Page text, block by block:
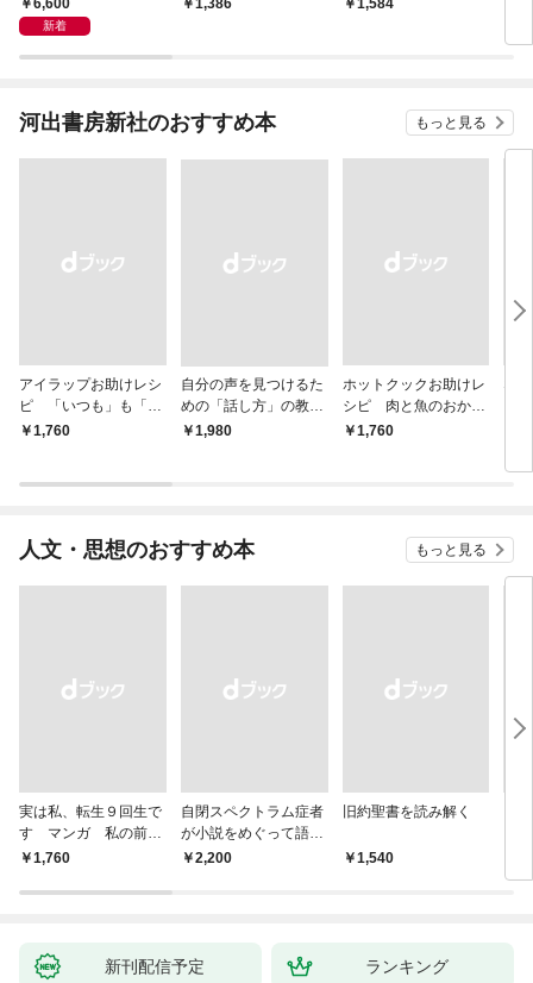
新着
河出書房新社のおすすめ本 もっと見る
アイラップお助けレシ
ピ 「いつも」も「も
しも」もおいしい！
￥1,760
自分の声を見つけるた
めの「話し方」の教
室 Ｏｒａｃｙ（オラ
￥1,980
ホットクックお助けレ
シピ 肉と魚のおか
ず 少ない材料＆調味
￥1,760
な
人文・思想のおすすめ本 もっと見る
実は私、転生９回生で
す マンガ 私の前世
物語
￥1,760
自閉スペクトラム症者
が小説をめぐって語り
あう
￥2,200
旧約聖書を読み解く
￥1,540
新刊配信予定 ランキング